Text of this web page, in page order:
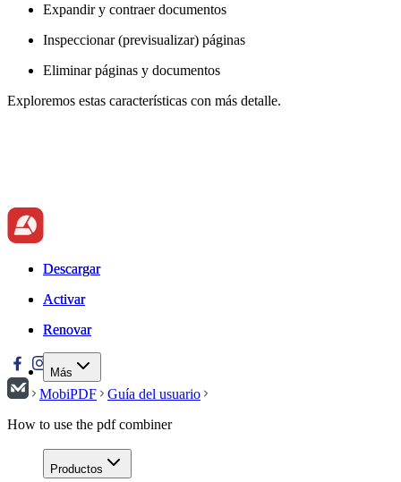
Expandir y contraer documentos
Inspeccionar (previsualizar) páginas
Eliminar páginas y documentos
Exploremos estas características con más detalle.
Descargar
Activar
Renovar
Más
Descargar
Activar
Renovar
MobiPDF
Guía del usuario
How to use the pdf combiner
Productos